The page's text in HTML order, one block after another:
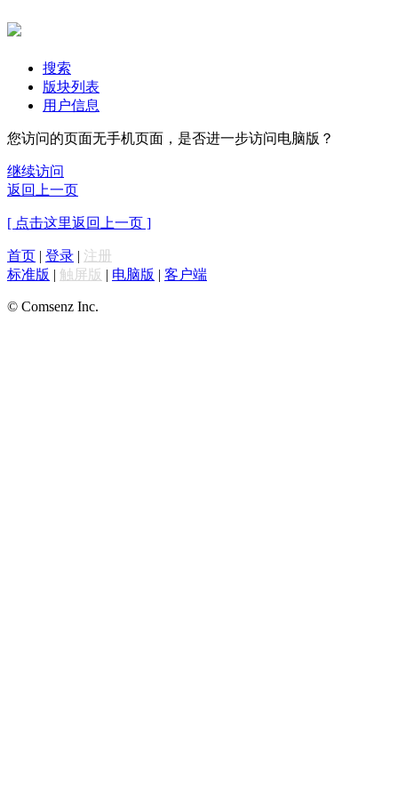
搜索
版块列表
用户信息
您访问的页面无手机页面，是否进一步访问电脑版？
继续访问
返回上一页
[ 点击这里返回上一页 ]
首页 | 登录 | 注册
标准版 | 触屏版 | 电脑版 | 客户端
© Comsenz Inc.